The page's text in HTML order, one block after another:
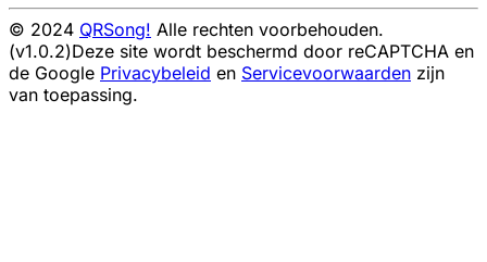
© 2024 QRSong! Alle rechten voorbehouden.
(v1.0.2)Deze site wordt beschermd door reCAPTCHA en
de Google Privacybeleid en Servicevoorwaarden zijn
van toepassing.